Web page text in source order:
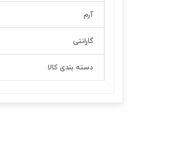
آرم
گارانتی
دسته بندی کالا